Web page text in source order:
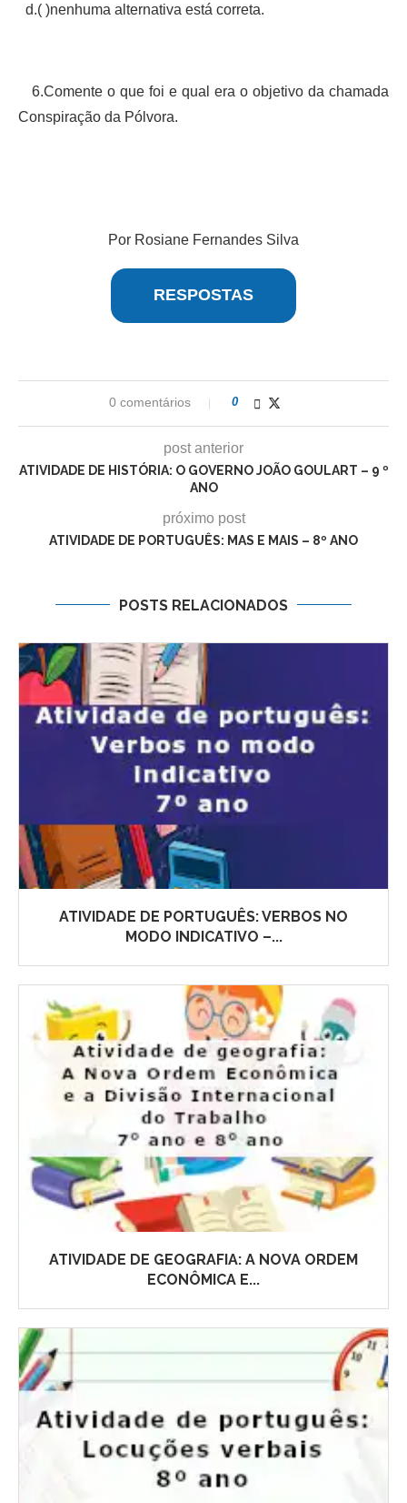
d.( )nenhuma alternativa está correta.
6.Comente o que foi e qual era o objetivo da chamada
Conspiração da Pólvora.
Por Rosiane Fernandes Silva
RESPOSTAS
0 comentários 0
post anterior
ATIVIDADE DE HISTÓRIA: O GOVERNO JOÃO GOULART – 9 º
ANO
próximo post
ATIVIDADE DE PORTUGUÊS: MAS E MAIS – 8º ANO
POSTS RELACIONADOS
ATIVIDADE DE PORTUGUÊS: VERBOS NO
MODO INDICATIVO –...
ATIVIDADE DE GEOGRAFIA: A NOVA ORDEM
ECONÔMICA E...